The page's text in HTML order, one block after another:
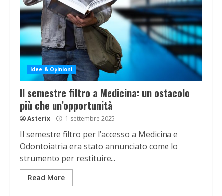
Idee & Opinioni
Il semestre filtro a Medicina: un ostacolo
più che un’opportunità
Asterix 1 settembre 2025
Il semestre filtro per l’accesso a Medicina e
Odontoiatria era stato annunciato come lo
strumento per restituire...
Read More